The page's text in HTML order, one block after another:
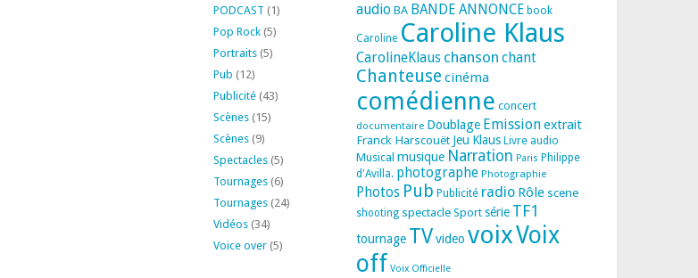
PODCAST (1)
Pop Rock(5)
Portraits(5)
Pub (12)
Publicité(43)
Scènes(15)
Scènes(9)
Spectacles(5)
Tournages(6)
Tournages(24)
Vidéos(34)
Voice over(5)
audio BA BANDE ANNONCE book
Caroline Caroline Klaus
CarolineKlaus chanson chant
Chanteuse cinéma
comédienne concert
documentaire Doublage Emissionextrait
Franck Harscouët Jeu Klaus Livre audio
Musical musique Narration Paris Philippe
d'Avilla. photographe Photographie
Photos Pub Publicité radio Rôle scene
shooting spectacle Sport série TF1
tournage TVvideo voixVoix
off Voix Officielle